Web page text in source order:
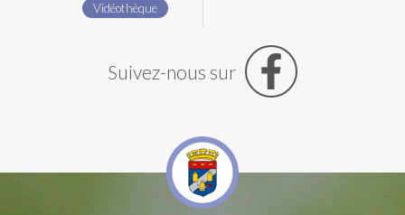
Vidéothèque
Suivez-nous sur